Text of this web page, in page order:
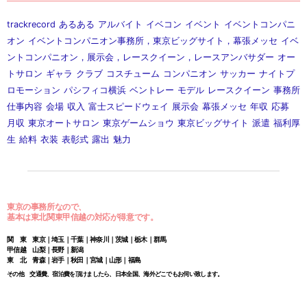
trackrecord あるある アルバイト イベコン イベント イベントコンパニ
オン イベントコンパニオン事務所，東京ビッグサイト，幕張メッセ イベ
ントコンパニオン，展示会，レースクイーン，レースアンバサダー オー
トサロン ギャラ クラブ コスチューム コンパニオン サッカー ナイトプ
ロモーション パシフィコ横浜 ベントレー モデル レースクイーン 事務所
仕事内容 会場 収入 富士スピードウェイ 展示会 幕張メッセ 年収 応募
月収 東京オートサロン 東京ゲームショウ 東京ビッグサイト 派遣 福利厚
生 給料 衣装 表彰式 露出 魅力
東京の事務所なので、
基本は東北関東甲信越の対応が得意です。
関 東 東京｜埼玉｜千葉｜神奈川｜茨城｜栃木｜群馬
甲信越 山梨｜長野｜新潟
東 北 青森｜岩手｜秋田｜宮城｜山形｜福島
その他 交通費、宿泊費を頂けましたら、日本全国、海外どこでもお伺い致します。